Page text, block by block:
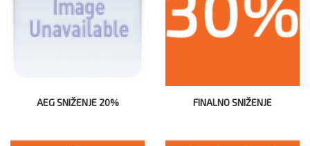
AEG SNIŽENJE 20% FINALNO SNIŽENJE